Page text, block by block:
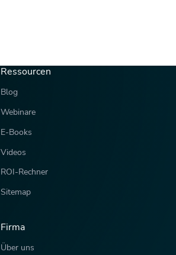
Ressourcen
Blog
Webinare
E-Books
Videos
ROI-Rechner
Sitemap
Firma
Über uns